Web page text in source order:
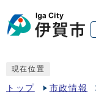
現在位置
トップ 市政情報